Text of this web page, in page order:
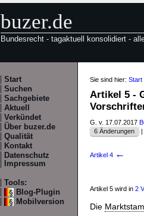
buzer.de
Bundesrecht - tagaktuell konsolidiert -
Start
Suchen
Sachgebiete
Aktuell
Verkündet
Über buzer.de
Qualität
Kontakt
Datenschutz
Impressum
Tools:
Blog-Plugin
Mobilversion
Sie sind hier: Start
Artikel 5 -
G. v. 17.07.2017
6 Änderungen
|
Artikel 4 ←
Artikel 5 wird in 2
Die